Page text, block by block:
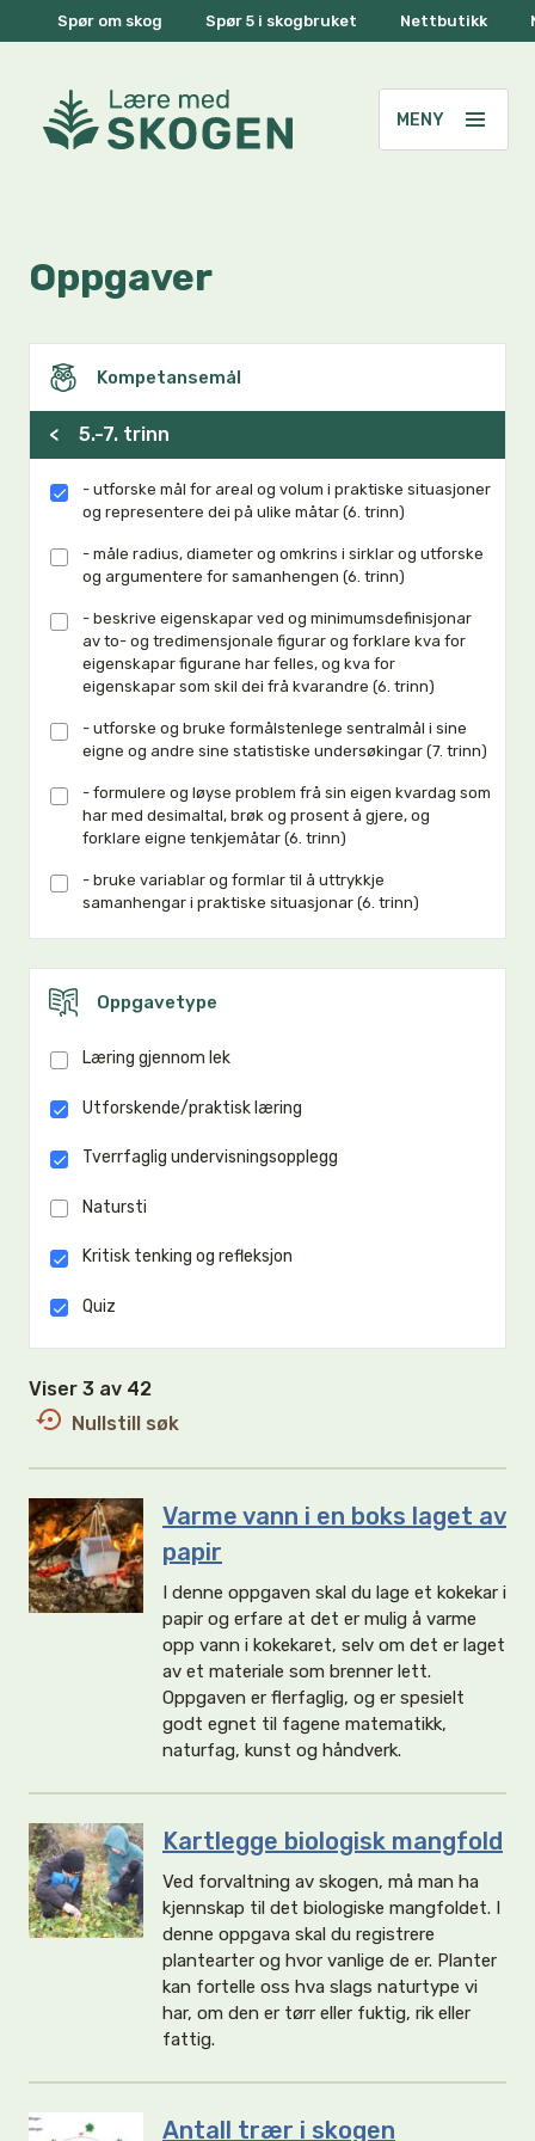
Spør om skog Spør 5 i skogbruket Nettbutikk
Oppgaver
Kompetansemål
< 5.-7. trinn
- utforske mål for areal og volum i praktiske situasjoner
og representere dei på ulike måtar (6. trinn)
- måle radius, diameter og omkrins i sirklar og utforske
og argumentere for samanhengen (6. trinn)
- beskrive eigenskapar ved og minimumsdefinisjonar
av to- og tredimensjonale figurar og forklare kva for
eigenskapar figurane har felles, og kva for
eigenskapar som skil dei frå kvarandre (6. trinn)
- utforske og bruke formålstenlege sentralmål i sine
eigne og andre sine statistiske undersøkingar (7. trinn)
- formulere og løyse problem frå sin eigen kvardag som
har med desimaltal, brøk og prosent å gjere, og
forklare eigne tenkjemåtar (6. trinn)
- bruke variablar og formlar til å uttrykkje
samanhengar i praktiske situasjonar (6. trinn)
Oppgavetype
Læring gjennom lek
Utforskende/praktisk læring
Tverrfaglig undervisningsopplegg
Natursti
Kritisk tenking og refleksjon
Quiz
Viser 3 av 42
Nullstill søk
Varme vann i en boks laget av
papir
I denne oppgaven skal du lage et kokekar i
papir og erfare at det er mulig å varme
opp vann i kokekaret, selv om det er laget
av et materiale som brenner lett.
Oppgaven er flerfaglig, og er spesielt
godt egnet til fagene matematikk,
naturfag, kunst og håndverk.
Kartlegge biologisk mangfold
Ved forvaltning av skogen, må man ha
kjennskap til det biologiske mangfoldet. I
denne oppgava skal du registrere
plantearter og hvor vanlige de er. Planter
kan fortelle oss hva slags naturtype vi
har, om den er tørr eller fuktig, rik eller
fattig.
Antall trær i skogen